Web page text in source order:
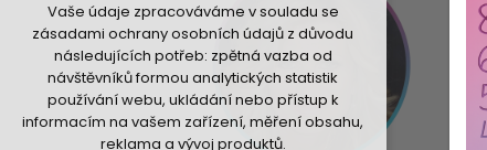
Technická cookies
nutná pro provozování webu
udržení kontextu stránek (session):
případná přihlášení, volby jazyka, apod.
Volitelná cookies
analytická pro anonymizované
Vaše údaje zpracováváme v souladu se
zásadami ochrany osobních údajů z důvodu
následujících potřeb: zpětná vazba od
návštěvníků formou analytických statistik
používání webu, ukládání nebo přístup k
informacím na vašem zařízení, měření obsahu,
reklama a vývoj produktů.